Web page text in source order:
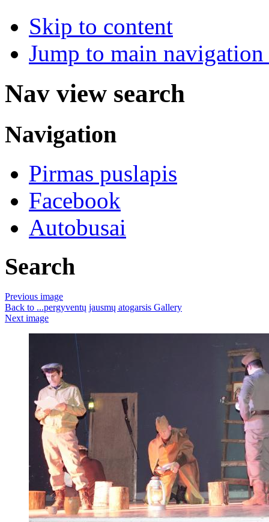
Skip to content
Jump to main
Nav view search
Navigation
Pirmas puslapis
Facebook
Autobusai
Search
Previous image
Back to ...pergyventų jausmų atogarsis Gallery
Next image